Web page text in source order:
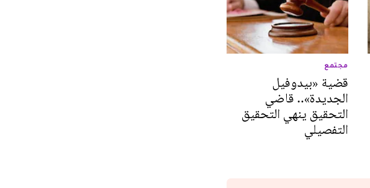
مجتمع
قضية «بيدوفيل
الجديدة».. قاضي
التحقيق ينهي التحقيق
التفصيلي